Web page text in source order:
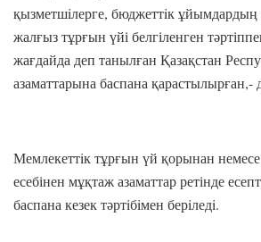
қызметшiлерге, бюджеттiк ұйымдардың
жалғыз тұрғын үйі белгіленген
жағдайда деп танылған Қазақстан
азаматтарына баспана қарастылырған,-
Мемлекеттiк тұрғын үй қорынан
есебінен мұқтаж азаматтар ретінде
баспана кезек тәртiбiмен берiледi.